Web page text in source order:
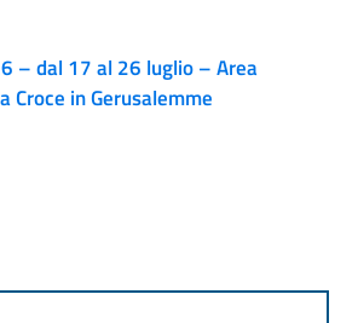
– dal 17 al 26 luglio – Area
Croce in Gerusalemme